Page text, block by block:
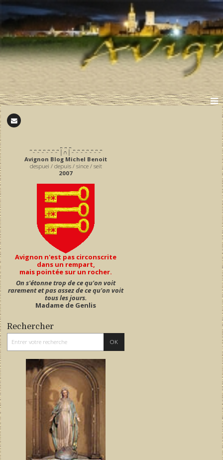
͆ ̵ ͆ ̵ ͆ ̵ ͆ ̵ ͆ ̵ ͆ ̵ ͆ │∩│ ̵ ͆ ̵ ͆ ̵ ͆ ̵ ͆ ̵ ͆ ̵ ͆ ̵ ͆
Avignon Blog Michel Benoit
despuei / depuis / since / seit
2007
Avignon n'est pas circonscrite
dans un rempart,
mais pointée sur un rocher.
On s'étonne trop de ce qu'on voit
rarement et pas assez de ce qu'on voit
tous les jours.
Madame de Genlis
Rechercher